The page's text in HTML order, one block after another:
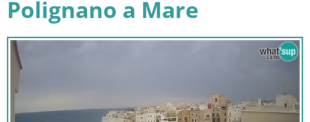
Polignano a Mare